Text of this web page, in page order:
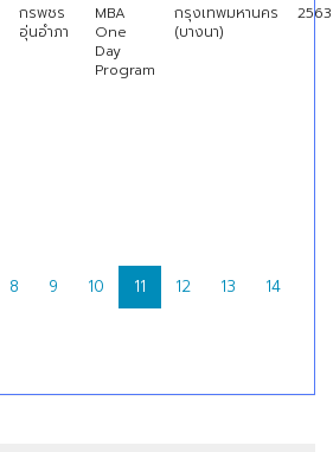
กรพชร
อุ่นอําภา
MBA
One
Day
Program
กรุงเทพมหานคร
(บางนา)
2563
8 9 10 11 12 13
14